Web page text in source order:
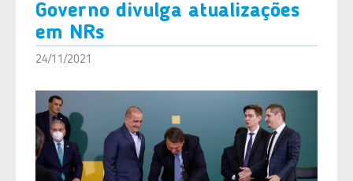
Governo divulga atualizações
em NRs
24/11/2021